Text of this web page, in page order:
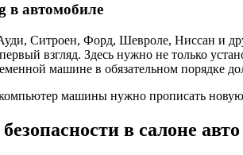
в автомобиле
Ситроен, Форд, Шевроле, Ниссан и
взгляд. Здесь нужно не только
машине в обязательном порядке
машины нужно прописать
в салоне авто